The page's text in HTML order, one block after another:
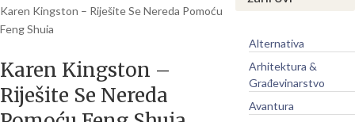
Karen Kingston – Riješite Se Nereda Pomoću
Feng Shuia
Karen Kingston –
Riješite Se Nereda
Alternativa
Arhitektura &
Građevinarstvo
Avantura